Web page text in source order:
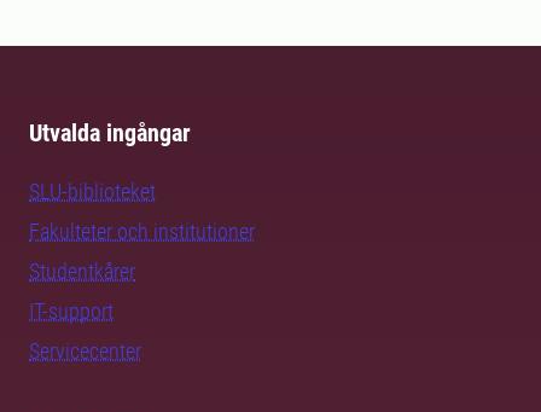
Utvalda ingångar
SLU-biblioteket
Fakulteter och institutioner
Studentkårer
IT-support
Servicecenter